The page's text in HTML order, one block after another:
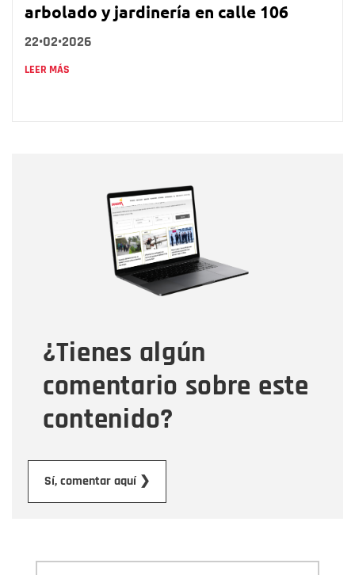
arbolado y jardinería en calle 106
22•02•2026
LEER MÁS
¿Tienes algún
comentario sobre este
contenido?
Sí, comentar aquí ❯
Correo electrónico
Tipo de comentario
Mensaje